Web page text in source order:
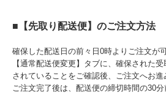
■【先取り配送便】のご注文方法
確保した配送日の前々日0時よりご注文が
【通常配送便変更】タブに、確保された
されていることをご確認後、ご注文へお進
ご注文完了後は、配送便の締切時間の30